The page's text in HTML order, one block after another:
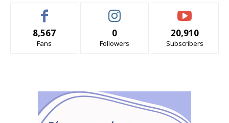
8,567
Fans
0
Followers
20,910
Subscribers